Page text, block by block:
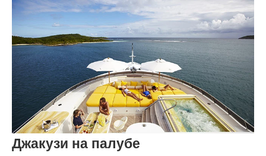
Джакузи на палубе